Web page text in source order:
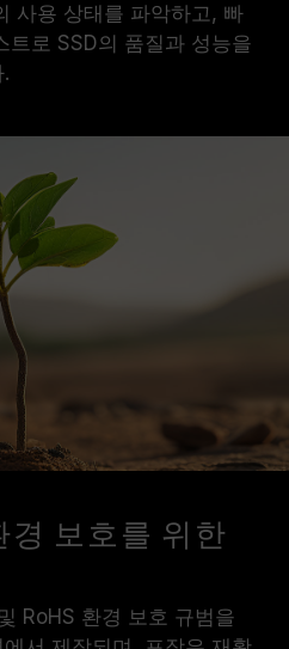
사용 상태를 파악하고, 빠
트로 SSD의 품질과 성능을
경 보호를 위한
RoHS 환경 보호 규범을